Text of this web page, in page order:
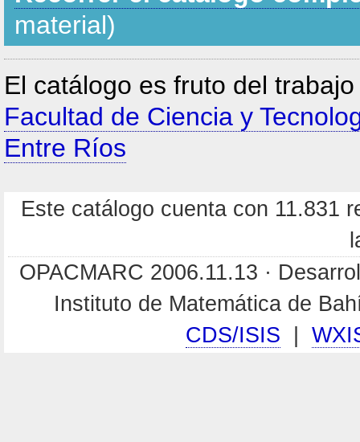
material)
El catálogo es fruto del
Facultad de Ciencia y
Entre Ríos
Este catálogo cuenta con 11.831
OPACMARC 2006.11.13 ·
Instituto de Matemática de
CDS/ISIS